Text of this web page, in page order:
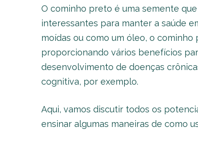
O cominho preto é uma semente
interessantes para manter a saúde
moídas ou como um óleo, o
proporcionando vários benefícios
desenvolvimento de doenças
cognitiva, por exemplo.
Aqui, vamos discutir todos os
ensinar algumas maneiras de como